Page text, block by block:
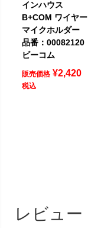
インハウス
B+COM ワイヤー
マイクホルダー
品番：00082120
ビーコム
販売価格 ¥2,420
税込
レビュー